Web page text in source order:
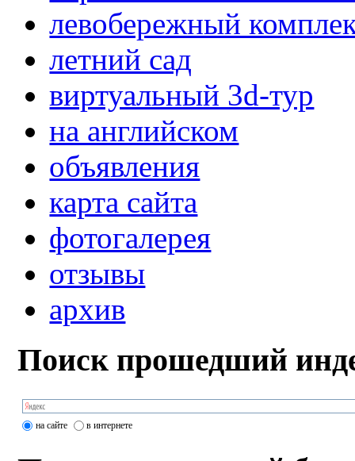
левобережный
летний сад
виртуальный 3d-тур
на английском
объявления
карта сайта
фотогалерея
отзывы
архив
Поиск прошедший
на сайте в интернете